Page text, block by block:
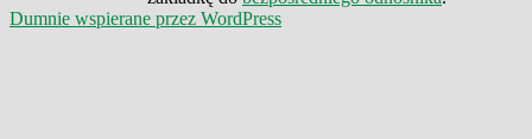
Dumnie wspierane przez WordPress